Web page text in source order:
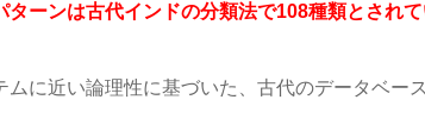
ターンは古代インドの分類法で108種類とされ
ムに近い論理性に基づいた、古代のデータベー